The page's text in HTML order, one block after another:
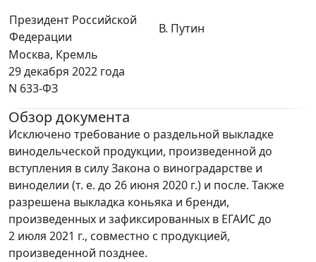
Президент Российской
Федерации
В. Путин
Москва, Кремль
29 декабря 2022 года
N 633-ФЗ
Обзор документа
Исключено требование о раздельной выкладке
винодельческой продукции, произведенной до
вступления в силу Закона о виноградарстве и
виноделии (т. е. до 26 июня 2020 г.) и после. Также
разрешена выкладка коньяка и бренди,
произведенных и зафиксированных в ЕГАИС до
2 июля 2021 г., совместно с продукцией,
произведенной позднее.